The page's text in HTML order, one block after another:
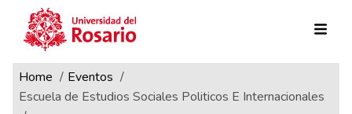
Pasar al contenido principal
Ruta de navegación
Home
Eventos
Escuela de Estudios Sociales Politicos E Internacionales